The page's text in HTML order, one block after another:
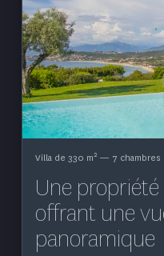
Villa de 330 m2— 7 chambres
Une
offrant une
panoramique